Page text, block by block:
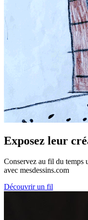
Exposez leur
Conservez au fil du temps
avec mesdessins.com
Découvrir un fil